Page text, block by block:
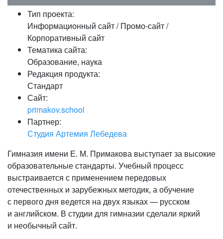
Запомнить меня на этом
Забыли свой пароль?
или войдите с помощью
Тип проекта:
Информационный сайт / Промо-сайт /
Корпоративный сайт
Тематика сайта:
Образование, наука
Редакция продукта:
Стандарт
Сайт:
primakov.school
Партнер:
Студия Артемия Лебедева
Гимназия имени Е. М. Примакова выступает за высокие
образовательные стандарты. Учебный процесс
выстраивается с применением передовых
отечественных и зарубежных методик, а обучение
с первого дня ведется на двух языках — русском
и английском. В студии для гимназии сделали яркий
и необычный сайт.